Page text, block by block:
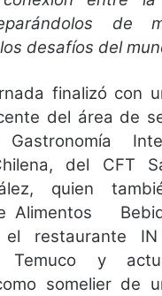
de
desafíos del
finalizó con
del área de
del CFT
quien
Alimentos
el restaurante
Temuco y
somelier de